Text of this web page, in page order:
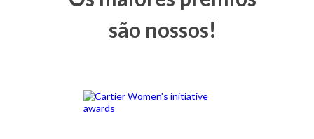
são nossos!